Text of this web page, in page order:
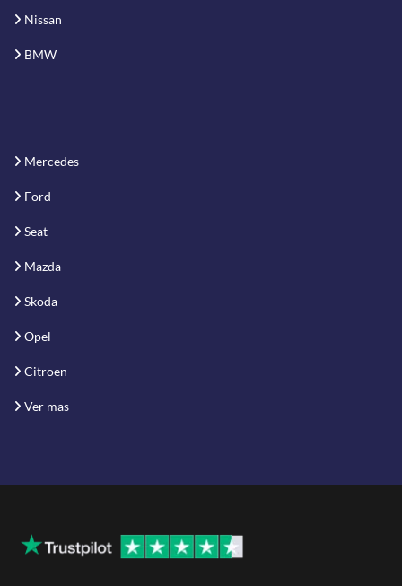
Nissan
BMW
Mercedes
Ford
Seat
Mazda
Skoda
Opel
Citroen
Ver mas